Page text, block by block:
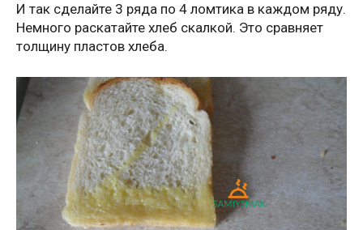
И так сделайте 3 ряда по 4 ломтика в каждом ряду.
Немного раскатайте хлеб скалкой. Это сравняет
толщину пластов хлеба.